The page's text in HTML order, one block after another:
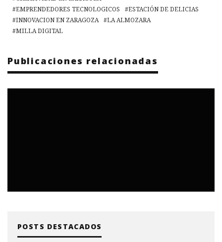
EMPRENDEDORES TECNOLOGICOS
ESTACIÓN DE DELICIAS
INNOVACION EN ZARAGOZA
LA ALMOZARA
MILLA DIGITAL
Publicaciones relacionadas
POSTS DESTACADOS